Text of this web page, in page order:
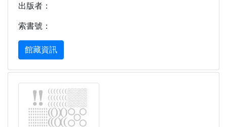
出版者：
索書號：
館藏資訊